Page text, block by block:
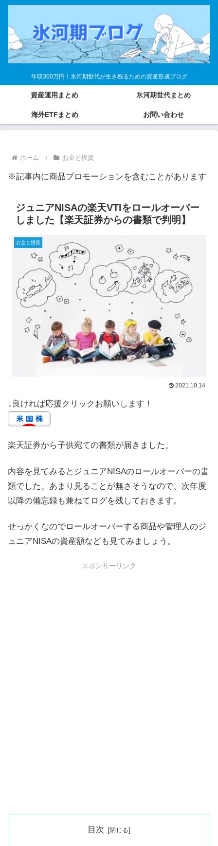
年収300万円！氷河期世代が生き残るための資産形成ブログ
資産運用まとめ 氷河期世代まとめ
海外ETFまとめ お問い合わせ
ホーム お金と投資
※記事内に商品プロモーションを含むことがあります
ジュニアNISAの楽天VTIをロールオーバー
しました【楽天証券からの書類で判明】
お金と投資
2021.10.14
↓良ければ応援クリックお願いします！
楽天証券から子供宛ての書類が届きました。
内容を見てみるとジュニアNISAのロールオーバーの書
類でした。あまり見ることが無さそうなので、次年度
以降の備忘録も兼ねてログを残しておきます。
せっかくなのでロールオーバーする商品や管理人のジ
ュニアNISAの資産額なども見てみましょう。
スポンサーリンク
目次